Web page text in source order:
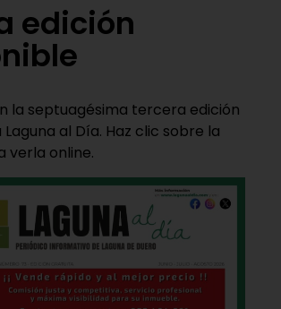
edición
la septuagésima tercera edición
al Día. Haz clic sobre la
verla online.